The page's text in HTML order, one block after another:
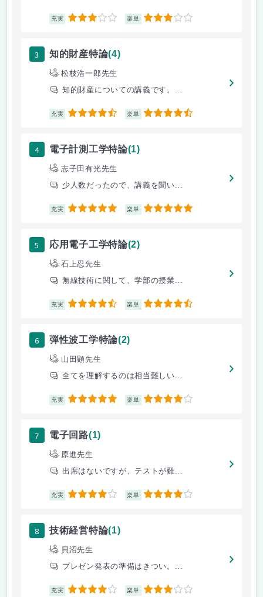
充実 3 楽単 3
3 知的財産特論(4)
松枝浩一郎先生
知的財産についての講義です。...
充実 4.5 楽単 4.5
4 電子計測工学特論(1)
志子田有光先生
少人数だったので、講義を聞い...
充実 5 楽単 5
5 応用電子工学特論(2)
石上忍先生
無線技術に関して、学部の授業...
充実 4.5 楽単 4.5
6 弾性波工学特論(2)
山田顕先生
全てを理解するのは相当難しい...
充実 5 楽単 4
7 電子回路(1)
原進先生
出席はないですが、テストが難...
充実 4 楽単 4
8 技術経営特論(1)
貝沼先生
プレゼン発表の準備はきつい。...
充実 4 楽単 3